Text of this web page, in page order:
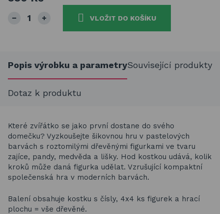
VLOŽIT DO KOŠÍKU
Popis výrobku a parametrySouvisející produkty
Dotaz k produktu
Které zvířátko se jako první dostane do svého
domečku? Vyzkoušejte šikovnou hru v pastelových
barvách s roztomilými dřevěnými figurkami ve tvaru
zajíce, pandy, medvěda a lišky. Hod kostkou udává, kolik
kroků může daná figurka udělat. Vzrušující kompaktní
společenská hra v moderních barvách.
Balení obsahuje kostku s čísly, 4x4 ks figurek a hrací
plochu = vše dřevěné.